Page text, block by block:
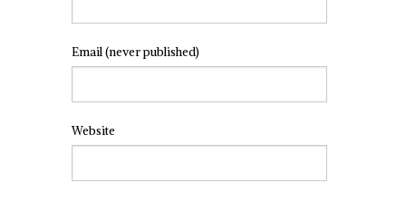
Email(never published)
Website